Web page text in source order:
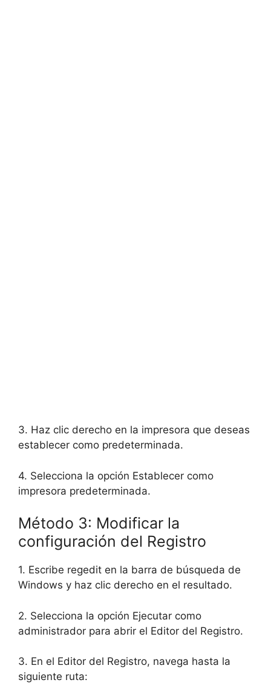
3. Haz clic derecho en la impresora que deseas
establecer como predeterminada.
4. Selecciona la opción Establecer como
impresora predeterminada.
Método 3: Modificar la
configuración del Registro
1. Escribe regedit en la barra de búsqueda de
Windows y haz clic derecho en el resultado.
2. Selecciona la opción Ejecutar como
administrador para abrir el Editor del Registro.
3. En el Editor del Registro, navega hasta la
siguiente ruta: